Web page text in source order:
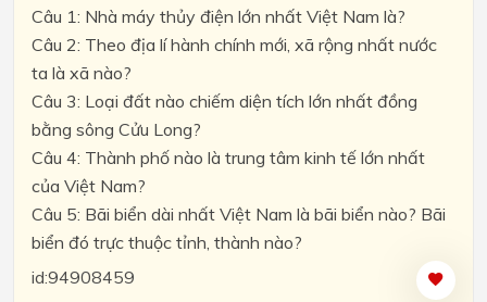
Câu 1: Nhà máy thủy điện lớn nhất Việt Nam là?
Câu 2: Theo địa lí hành chính mới, xã rộng nhất nước
ta là xã nào?
Câu 3: Loại đất nào chiếm diện tích lớn nhất đồng
bằng sông Cửu Long?
Câu 4: Thành phố nào là trung tâm kinh tế lớn nhất
của Việt Nam?
Câu 5: Bãi biển dài nhất Việt Nam là bãi biển nào? Bãi
biển đó trực thuộc tỉnh, thành nào?
id:94908459